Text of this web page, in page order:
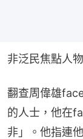
非泛民焦點人
翻查周偉雄
的人士，他在
非」。他指連